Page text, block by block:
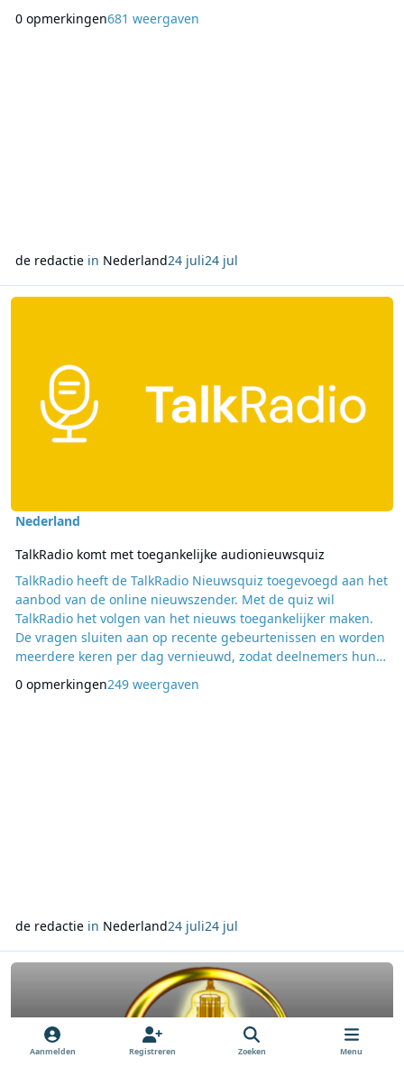
werd vooruitgelopen op zijn tijdelijke terugkeer achter de
0 opmerkingen681 weergaven
de redactiein Nederland24 juli24 jul
Lees meer over TalkRadio komt met toegankelijke audionieuwsquiz
Nederland
TalkRadio komt met toegankelijke audionieuwsquiz
TalkRadio heeft de TalkRadio Nieuwsquiz toegevoegd aan het
aanbod van de online nieuwszender. Met de quiz wil
TalkRadio het volgen van het nieuws toegankelijker maken.
De vragen sluiten aan op recente gebeurtenissen en worden
meerdere keren per dag vernieuwd, zodat deelnemers hun
opgezet als audionieuwsquiz en kan met geluid worden
0 opmerkingen249 weergaven
de redactiein Nederland24 juli24 jul
Lees meer over Extra Gold brengt zeezenderuren en historische
Aanmelden Registreren Zoeken Menu